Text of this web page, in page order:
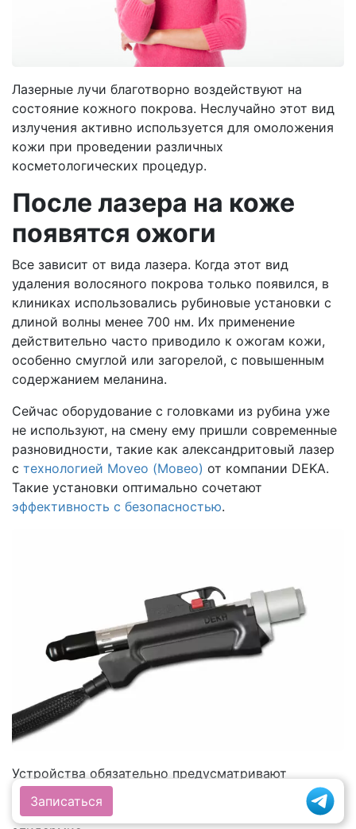
Лазерные лучи благотворно воздействуют на
состояние кожного покрова. Неслучайно этот вид
излучения активно используется для омоложения
кожи при проведении различных
косметологических процедур.
После лазера на коже
появятся ожоги
Все зависит от вида лазера. Когда этот вид
удаления волосяного покрова только появился, в
клиниках использовались рубиновые установки с
длиной волны менее 700 нм. Их применение
действительно часто приводило к ожогам кожи,
особенно смуглой или загорелой, с повышенным
содержанием меланина.
Сейчас оборудование с головками из рубина уже
не используют, на смену ему пришли современные
разновидности, такие как александритовый лазер
с технологией Moveo (Мовео) от компании DEKA.
Такие установки оптимально сочетают
эффективность с безопасностью.
Устройства обязательно предусматривают
системы охлаждения кожи. В результате луч
воздействует только на волоски, не повреждая
Записаться